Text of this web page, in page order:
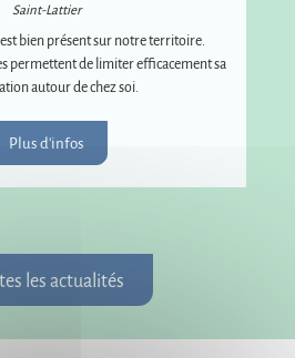
Saint-Lattier
bien présent sur notre territoire.
permettent de limiter efficacement sa
autour de chez soi.
Plus d'infos
les actualités